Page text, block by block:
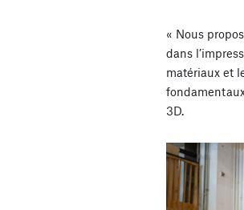
« Nous
dans
matériaux et
3D.